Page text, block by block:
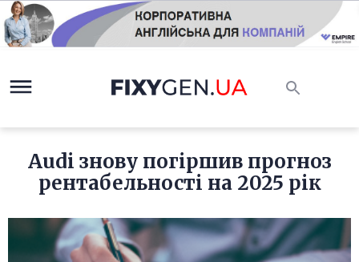
Audi знову погіршив прогноз
рентабельності на 2025 рік